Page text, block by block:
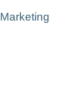
Marketing